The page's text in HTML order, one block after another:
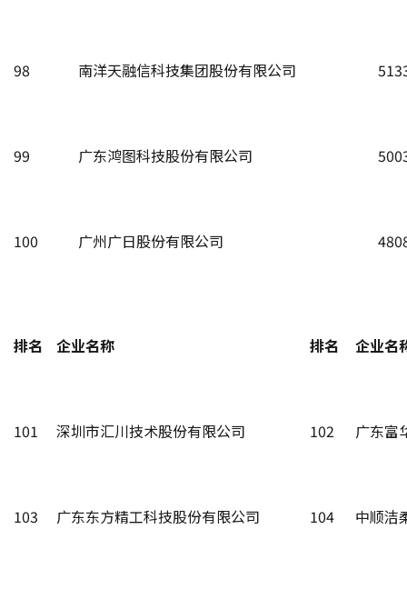
98 南洋天融信科技集团股份有限公司
99 广东鸿图科技股份有限公司
100 广州广日股份有限公司
排名 企业名称 排名 企业名
101 深圳市汇川技术股份有限公司 102 广东富
103 广东东方精工科技股份有限公司 104 中顺洁